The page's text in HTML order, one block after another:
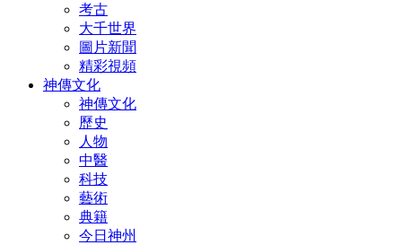
考古
大千世界
圖片新聞
精彩視頻
神傳文化
神傳文化
歷史
人物
中醫
科技
藝術
典籍
今日神州